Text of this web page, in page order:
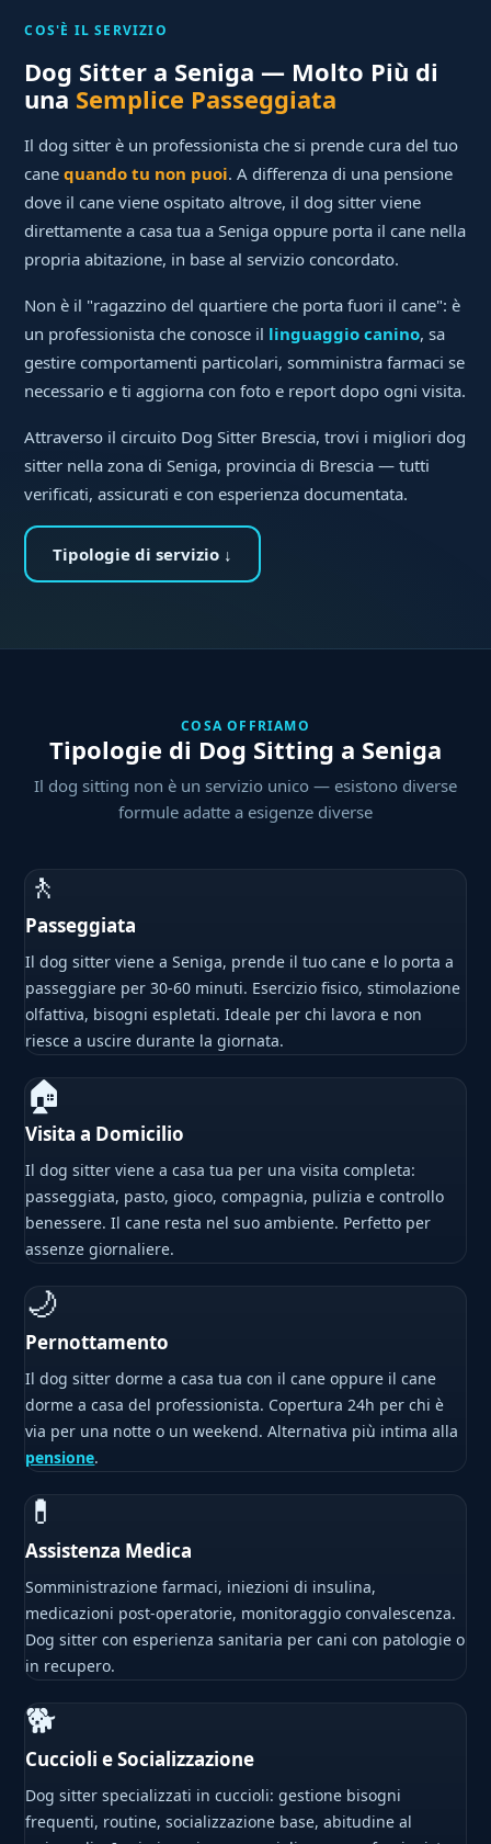
COS'È IL SERVIZIO
Dog Sitter a Seniga — Molto Più di
una Semplice Passeggiata
Il dog sitter è un professionista che si prende cura del tuo
canequando tu non puoi. A differenza di una pensione
dove il cane viene ospitato altrove, il dog sitter viene
direttamente a casa tua a Seniga oppure porta il cane nella
propria abitazione, in base al servizio concordato.
Non è il "ragazzino del quartiere che porta fuori il cane": è
un professionista che conosce il linguaggio canino, sa
gestire comportamenti particolari, somministra farmaci se
necessario e ti aggiorna con foto e report dopo ogni visita.
Attraverso il circuito Dog Sitter Brescia, trovi i migliori dog
sitter nella zona di Seniga, provincia di Brescia — tutti
verificati, assicurati e con esperienza documentata.
Tipologie di servizio ↓
COSA OFFRIAMO
Tipologie di Dog Sitting a Seniga
Il dog sitting non è un servizio unico — esistono diverse
formule adatte a esigenze diverse
🚶
Passeggiata
Il dog sitter viene a Seniga, prende il tuo cane e lo porta a
passeggiare per 30-60 minuti. Esercizio fisico, stimolazione
olfattiva, bisogni espletati. Ideale per chi lavora e non
riesce a uscire durante la giornata.
🏠
Visita a Domicilio
Il dog sitter viene a casa tua per una visita completa:
passeggiata, pasto, gioco, compagnia, pulizia e controllo
benessere. Il cane resta nel suo ambiente. Perfetto per
assenze giornaliere.
🌙
Pernottamento
Il dog sitter dorme a casa tua con il cane oppure il cane
dorme a casa del professionista. Copertura 24h per chi è
via per una notte o un weekend. Alternativa più intima alla
pensione.
💊
Assistenza Medica
Somministrazione farmaci, iniezioni di insulina,
medicazioni post-operatorie, monitoraggio convalescenza.
Dog sitter con esperienza sanitaria per cani con patologie o
in recupero.
🐕
Cuccioli e Socializzazione
Dog sitter specializzati in cuccioli: gestione bisogni
frequenti, routine, socializzazione base, abitudine al